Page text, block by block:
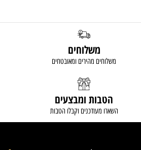
משלוחים
משלוחים מהירים ומאובטחים
הטבות ומבצעים
השארו מעודכנים וקבלו הטבות